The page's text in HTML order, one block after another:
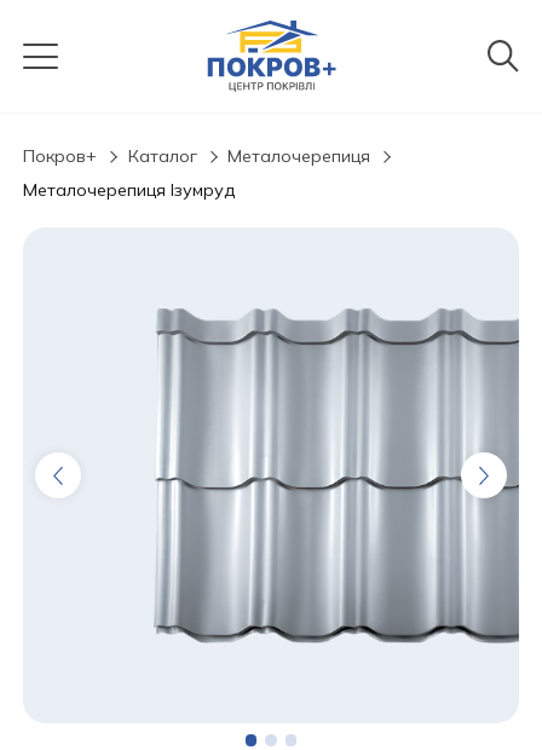
Покров+ Каталог
Металочерепиця
Металочерепиця Ізумруд